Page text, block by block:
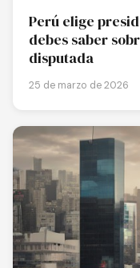
Perú elige
debes saber
disputada
25 de marzo de 2026